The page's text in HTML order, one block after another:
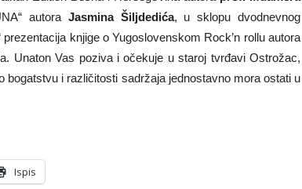
autora Jasmina Šiljdedića, u sklopu dvodnevnog
knjige o Yugoslovenskom Rock’n rollu autora
Unaton Vas poziva i očekuje u staroj tvrđavi Ostrožac,
bogatstvu i različitosti sadržaja jednostavno mora ostati u
Ispis